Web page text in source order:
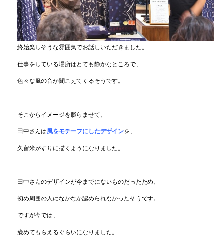
終始楽しそうな雰囲気でお話しいただきました。
仕事をしている場所はとても静かなところで、
色々な風の音が聞こえてくるそうです。
そこからイメージを膨らませて、
田中さんは風をモチーフにしたデザインを、
久留米がすりに描くようになりました。
田中さんのデザインが今までにないものだったため、
初め周囲の人になかなか認められなかったそうです。
ですが今では、
褒めてもらえるぐらいになりました。